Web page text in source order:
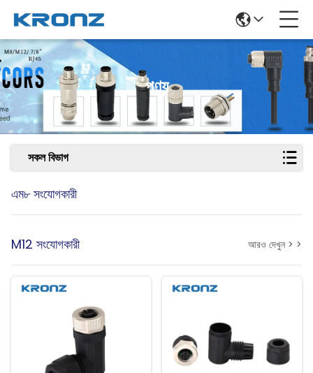
পণ্য
সকল বিভাগ
এম৮ সংযোগকারী
M12 সংযোগকারী আরও দেখুন > >